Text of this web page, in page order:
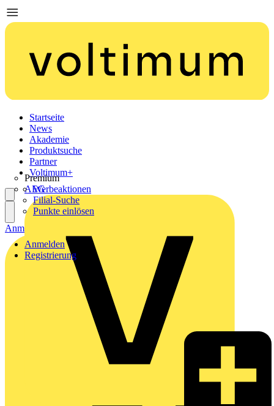
Startseite
News
Akademie
Produktsuche
Partner
Premium
AEG
Voltimum+
Werbeaktionen
Filial-Suche
Punkte einlösen
Anmelden
Registrierung
Anmelden